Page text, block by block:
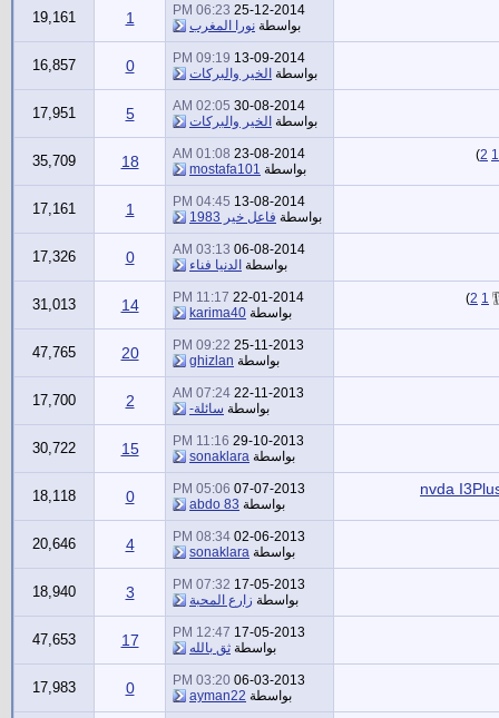
25-12-2014
06:23 PM
بواسطة نورا المغرب 1
19,161
13-09-2014
09:19 PM
بواسطة الخير والبركات 0
16,857
30-08-2014
02:05 AM
بواسطة الخير والبركات 5
17,951
1
2
)
23-08-2014
01:08 AM
بواسطة mostafa101
18
35,709
13-08-2014
04:45 PM
بواسطة فاعل خير 1983 1
17,161
06-08-2014
03:13 AM
بواسطة الدنيا فناء 0
17,326
1
2
)
22-01-2014
11:17 PM
بواسطة karima40
14
31,013
25-11-2013
09:22 PM
بواسطة ghizlan
20
47,765
22-11-2013
07:24 AM
بواسطة سائلة- 2
17,700
29-10-2013
11:16 PM
بواسطة sonaklara
15
30,722
07-07-2013
05:06 PM
بواسطة abdo 83
0
18,118
02-06-2013
08:34 PM
بواسطة sonaklara
4
20,646
17-05-2013
07:32 PM
بواسطة زارع المحبة 3
18,940
17-05-2013
12:47 PM
بواسطة ثق بالله 17
47,653
06-03-2013
03:20 PM
بواسطة ayman22
0
17,983